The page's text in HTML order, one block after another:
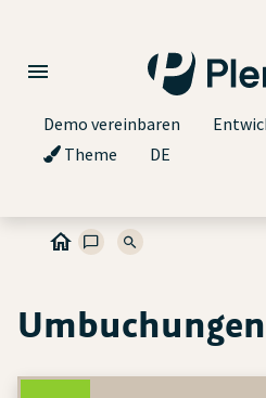
Demo vereinbaren
Theme
DE
Umbuchungen